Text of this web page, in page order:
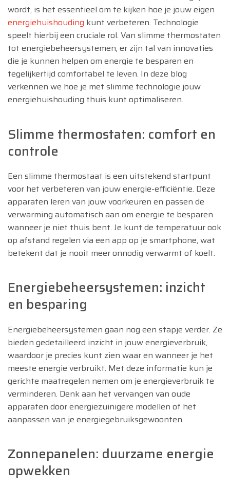
wordt, is het essentieel om te kijken hoe je jouw eigen
energiehuishouding kunt verbeteren. Technologie
speelt hierbij een cruciale rol. Van slimme thermostaten
tot energiebeheersystemen, er zijn tal van innovaties
die je kunnen helpen om energie te besparen en
tegelijkertijd comfortabel te leven. In deze blog
verkennen we hoe je met slimme technologie jouw
energiehuishouding thuis kunt optimaliseren.
Slimme thermostaten: comfort en
controle
Een slimme thermostaat is een uitstekend startpunt
voor het verbeteren van jouw energie-efficiëntie. Deze
apparaten leren van jouw voorkeuren en passen de
verwarming automatisch aan om energie te besparen
wanneer je niet thuis bent. Je kunt de temperatuur ook
op afstand regelen via een app op je smartphone, wat
betekent dat je nooit meer onnodig verwarmt of koelt.
Energiebeheersystemen: inzicht
en besparing
Energiebeheersystemen gaan nog een stapje verder. Ze
bieden gedetailleerd inzicht in jouw energieverbruik,
waardoor je precies kunt zien waar en wanneer je het
meeste energie verbruikt. Met deze informatie kun je
gerichte maatregelen nemen om je energieverbruik te
verminderen. Denk aan het vervangen van oude
apparaten door energiezuinigere modellen of het
aanpassen van je energiegebruiksgewoonten.
Zonnepanelen: duurzame energie
opwekken